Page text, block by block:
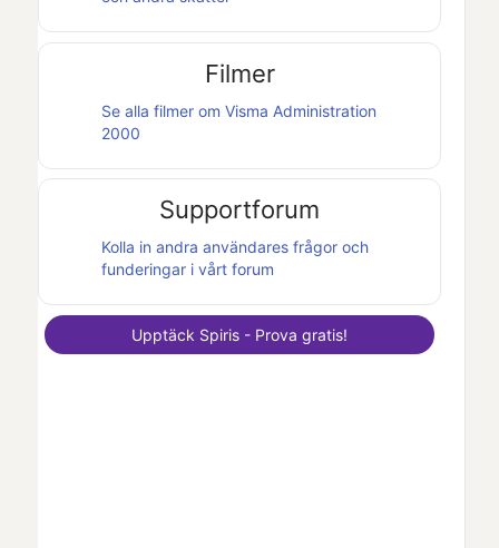
Filmer
Se alla filmer om Visma Administration
2000
Supportforum
Kolla in andra användares frågor och
funderingar i vårt forum
Upptäck Spiris - Prova gratis!